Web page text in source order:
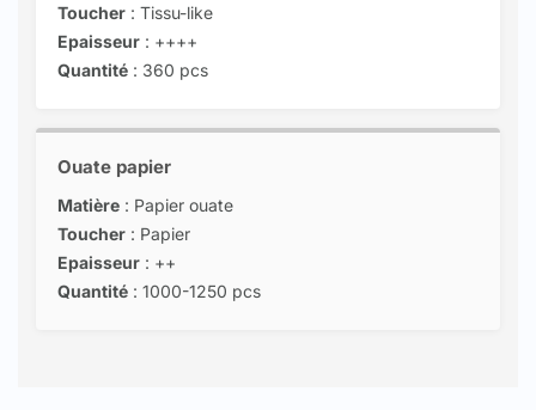
Toucher : Tissu-like
Epaisseur : ++++
Quantité : 360 pcs
Ouate papier
Matière : Papier ouate
Toucher : Papier
Epaisseur : ++
Quantité : 1000-1250 pcs